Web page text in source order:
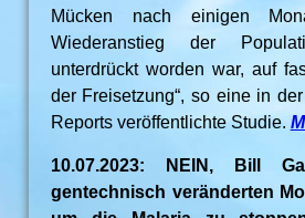
Mücken nach einigen
Wiederanstieg der
unterdrückt worden war, auf
der Freisetzung“, so eine in
Reports veröffentlichte Studie.
10.07.2023: NEIN, Bill
gentechnisch veränderten